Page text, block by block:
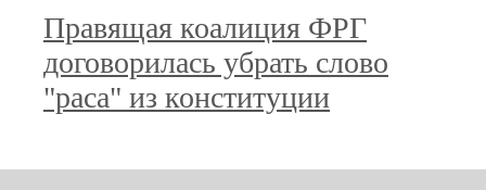
Правящая коалиция ФРГ
договорилась убрать слово
"раса" из конституции